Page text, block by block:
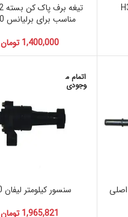
مناسب برای برلیانس H330
1,400,000 تومان
اتمام م
وجودی
سنسور کیلومتر لیفان 520
1,965,821 تومان